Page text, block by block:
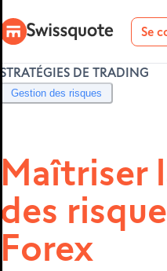
Se
ET 5
STRATÉGIES DE TRADING
Gestion des risques
Maîtriser
des
Forex